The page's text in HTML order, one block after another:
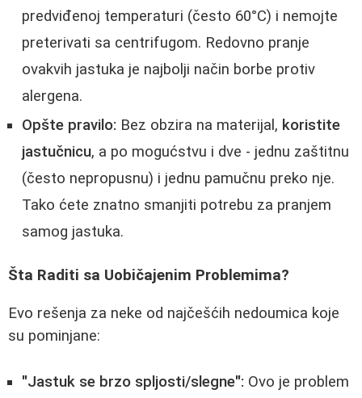
predviđenoj temperaturi (često 60°C) i nemojte
preterivati sa centrifugom. Redovno pranje
ovakvih jastuka je najbolji način borbe protiv
alergena.
Opšte pravilo: Bez obzira na materijal, koristite
jastučnicu, a po mogućstvu i dve - jednu zaštitnu
(često nepropusnu) i jednu pamučnu preko nje.
Tako ćete znatno smanjiti potrebu za pranjem
samog jastuka.
Šta Raditi sa Uobičajenim Problemima?
Evo rešenja za neke od najčešćih nedoumica koje
su pominjane:
"Jastuk se brzo spljosti/slegne": Ovo je problem